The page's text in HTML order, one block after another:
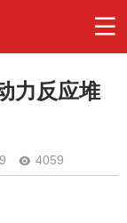
力反应堆
4059